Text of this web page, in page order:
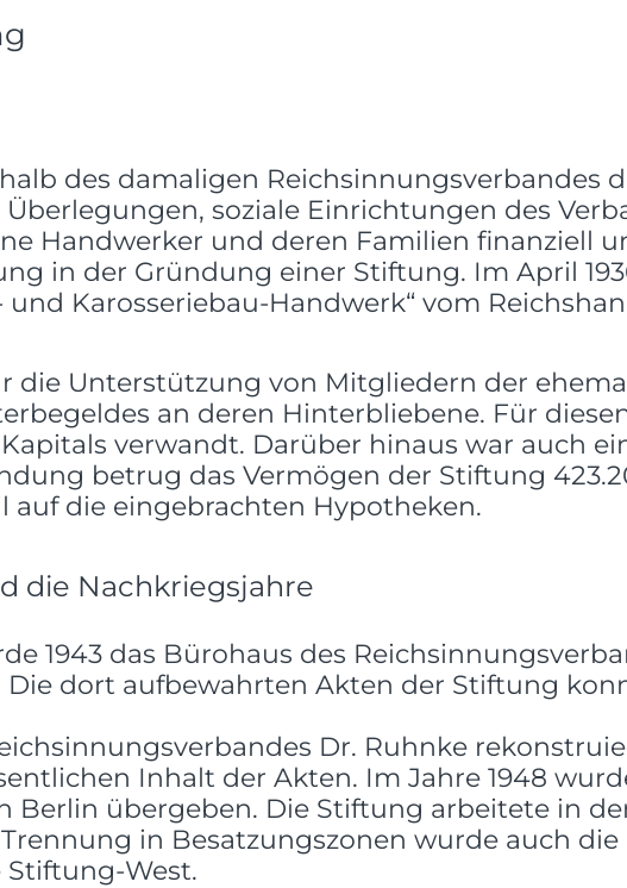
des damaligen Reichsinnungsverbandes
soziale Einrichtungen des
Handwerker und deren Familien finanziell
in der Gründung einer Stiftung. Im April
Karosseriebau-Handwerk“ vom
die Unterstützung von Mitgliedern der
an deren Hinterbliebene. Für
verwandt. Darüber hinaus war auch
betrug das Vermögen der Stiftung
auf die eingebrachten Hypotheken.
die Nachkriegsjahre
1943 das Bürohaus des
dort aufbewahrten Akten der Stiftung
Dr. Ruhnke
Inhalt der Akten. Im Jahre 1948
Berlin übergeben. Die Stiftung arbeitete in
in Besatzungszonen wurde auch
West.